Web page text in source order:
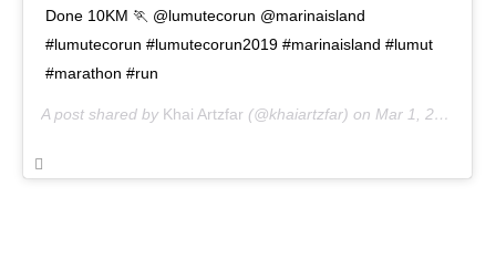
Done 10KM 🏃 @lumutecorun @marinaisland
#lumutecorun #lumutecorun2019 #marinaisland #lumut
#marathon #run
A post shared by Khai Artzfar (@khaiartzfar) on Mar 1, 2019 at 5:40pm PST